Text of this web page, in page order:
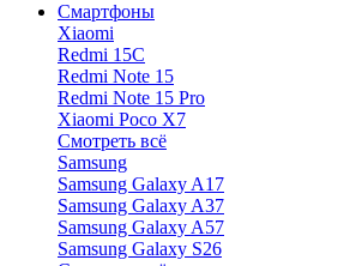
Смартфоны
Xiaomi
Redmi 15C
Redmi Note 15
Redmi Note 15 Pro
Xiaomi Poco X7
Смотреть всё
Samsung
Samsung Galaxy A17
Samsung Galaxy A37
Samsung Galaxy A57
Samsung Galaxy S26